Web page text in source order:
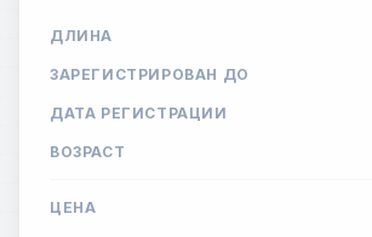
ДЛИНА
ЗАРЕГИСТРИРОВАН ДО
ДАТА РЕГИСТРАЦИИ
ВОЗРАСТ
ЦЕНА